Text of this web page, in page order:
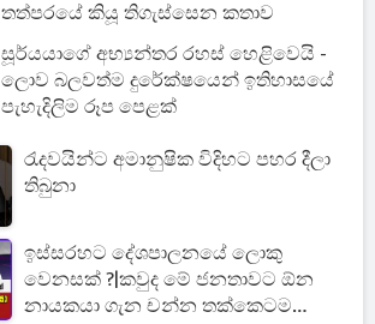
තත්පරයේ කියූ තිගැස්සෙන කතාව
සූර්යයාගේ අභ්‍යන්තර රහස් හෙළිවෙයි -
ලොව බලවත්ම දුරේක්ෂයෙන් ඉතිහාසයේ
පැහැදිලිම රූප පෙළක්
රැදවයින්ට අමානුෂික විදිහට පහර දීලා
තිබුනා
ඉස්සරහට දේශපාලනයේ ලොකු
වෙනසක් ?|කවුද මේ ජනතාවට ඕන
නායකයා ගැන චන්න තක්කෙටම